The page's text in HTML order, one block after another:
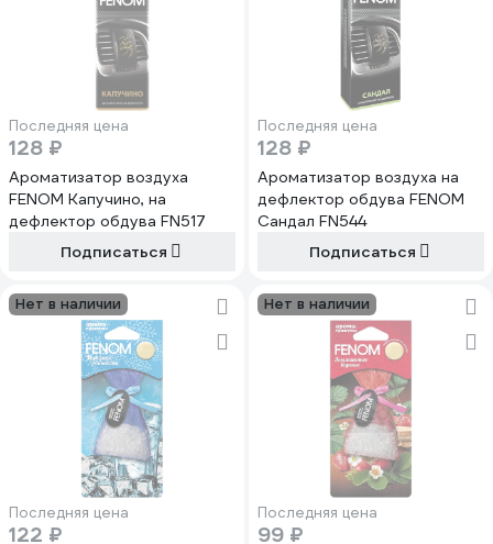
Последняя цена
128 ₽
Ароматизатор воздуха
FENOM Капучино, на
дефлектор обдува FN517
Подписаться
Последняя цена
128 ₽
Ароматизатор воздуха на
дефлектор обдува FENOM
Сандал FN544
Подписаться
Нет в наличии
Последняя цена
122 ₽
Нет в наличии
Последняя цена
99 ₽